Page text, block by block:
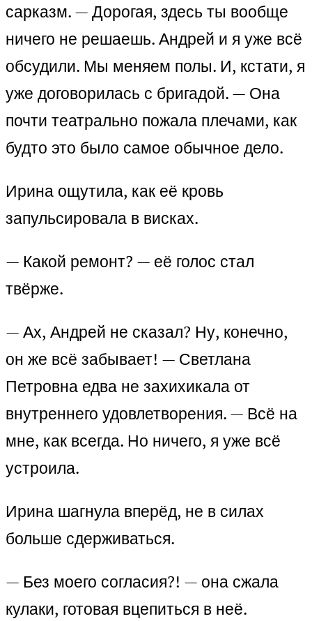
сарказм. — Дорогая, здесь ты вообще
ничего не решаешь. Андрей и я уже всё
обсудили. Мы меняем полы. И, кстати, я
уже договорилась с бригадой. — Она
почти театрально пожала плечами, как
будто это было самое обычное дело.
Ирина ощутила, как её кровь
запульсировала в висках.
— Какой ремонт? — её голос стал
твёрже.
— Ах, Андрей не сказал? Ну, конечно,
он же всё забывает! — Светлана
Петровна едва не захихикала от
внутреннего удовлетворения. — Всё на
мне, как всегда. Но ничего, я уже всё
устроила.
Ирина шагнула вперёд, не в силах
больше сдерживаться.
— Без моего согласия?! — она сжала
кулаки, готовая вцепиться в неё.